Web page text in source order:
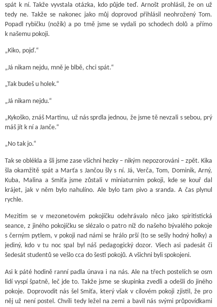
spát k ní. Takže vyvstala otázka, kdo půjde teď. Arnošt prohlásil, že on už
tedy ne. Takže se nakonec jako můj doprovod přihlásil neohrožený Tom.
Popadl rybičku (nožík) a po tmě jsme se vydali po schodech dolů a přímo
k našemu pokoji.
„Kiko, pojď.“
„Já nikam nejdu, mně je blbě, chci spát.“
„Tak budeš u holek.“
„Já nikam nejdu.“
„Kykoško, znáš Martinu, už nás sprdla jednou, že jsme tě nevzali s sebou, prý
máš jít k ní a Janče.“
„No tak jo.“
Tak se oblékla a šli jsme zase všichni hezky – nikým nepozorováni – zpět. Kika
šla okamžitě spát a Marťa s Jančou šly s ní. Já, Verča, Tom, Dominik, Arný,
Kuba, Malina a Smíťa jsme zůstali v miniaturním pokoji, kde se kouř dal
krájet, jak v něm bylo nahulíno. Ale bylo tam pivo a sranda. A čas plynul
rychle.
Mezitím se v mezonetovém pokojíčku odehrávalo něco jako spiritistická
seance, z jiného pokojíčku se slézalo o patro níž do našeho bývalého pokoje
s černým pytlem, v pokoji nad námi se hrálo prší (to se sešly hodný holky) a
jediný, kdo v tu noc spal byl náš pedagogický dozor. Všech asi padesát či
šedesát studentů se vešlo cca do šesti pokojů. A všichni byli spokojeni.
Asi k páté hodině ranní padla únava i na nás. Ale na třech postelích se osm
lidí vyspí špatně, leč jde to. Takže jsme se skupinka zvedli a odešli do jiného
pokoje. Doprovodit nás šel Smíťa, který však v cílovém pokoji zjistil, že pro
něj už není postel. Chvíli tedy ležel na zemi a bavil nás svými průpovídkami